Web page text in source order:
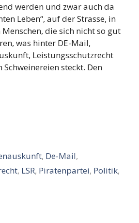
werden und zwar auch da
Leben“, auf der Strasse, in
die sich nicht so gut
was hinter DE-Mail,
Leistungsschutzrecht
steckt. Den
, De-Mail,
, LSR, Piratenpartei, Politik,